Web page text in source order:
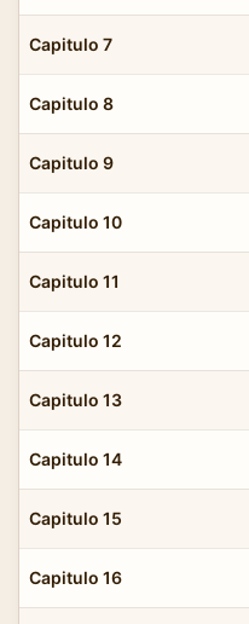
Capitulo 7
Capitulo 8
Capitulo 9
Capitulo 10
Capitulo 11
Capitulo 12
Capitulo 13
Capitulo 14
Capitulo 15
Capitulo 16